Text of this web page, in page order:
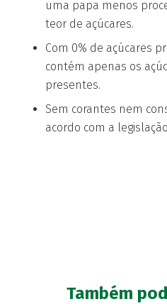
uma papa menos
teor de açúcares.
Com 0% de açúcares
contém apenas os
presentes.
Sem corantes nem
acordo com a
Também